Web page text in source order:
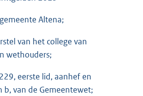
Altena;
van het college van
wethouders;
eerste lid, aanhef en
b, van de Gemeentewet;